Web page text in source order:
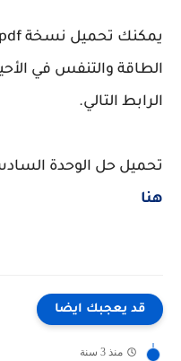
الطاقة والتنفس في
الرابط التالي.
تحميل حل الوحدة
هنا
قد يعجبك ايضا
منذ 3 سنة